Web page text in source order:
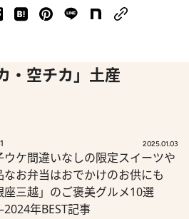
・空チカ」土産
2025.01.03
ウケ間違いなしの限定スイーツや
なお弁当はおでかけのお供にも
座三越」のご褒美グルメ10選
年BEST記事